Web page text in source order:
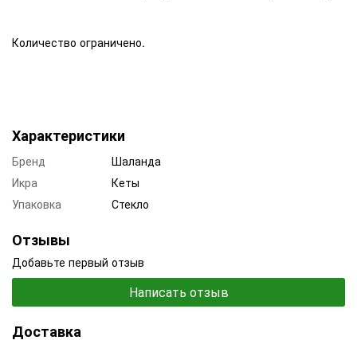
Количество ограничено.
Характеристики
Бренд
Шаланда
Икра
Кеты
Упаковка
Стекло
Отзывы
Добавьте первый отзыв
Написать отзыв
Доставка